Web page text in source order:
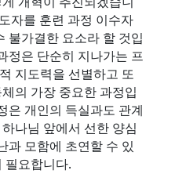
자를 훈련 과정 이수자
불가결한 요소라 할 것입
정은 단순히 지나가는 프
지도력을 선별하고 또
의 가장 중요한 과정입
은 개인의 득실과도 관계
나님 앞에서 선한 양심
과 모함에 초연할 수 있
필요합니다.